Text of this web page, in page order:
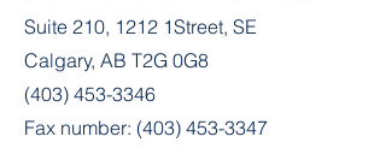
Suite 210, 1212 1Street, SE
Calgary, AB T2G 0G8
(403) 453-3346
Fax number: (403) 453-3347